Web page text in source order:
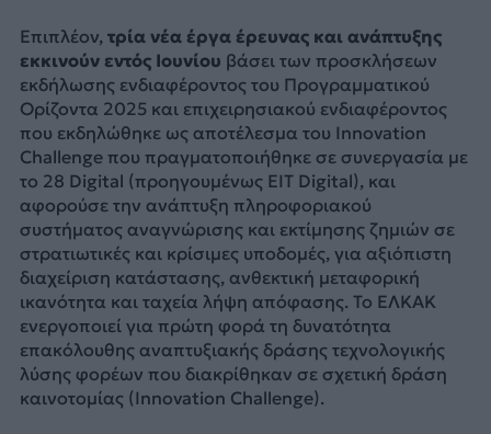
Επιπλέον, τρία νέα έργα έρευνας και ανάπτυξης
εκκινούν εντός Ιουνίου βάσει των προσκλήσεων
εκδήλωσης ενδιαφέροντος του Προγραμματικού
Ορίζοντα 2025 και επιχειρησιακού ενδιαφέροντος
που εκδηλώθηκε ως αποτέλεσμα του Innovation
Challenge που πραγματοποιήθηκε σε συνεργασία με
το 28 Digital (προηγουμένως EIT Digital), και
αφορούσε την ανάπτυξη πληροφοριακού
συστήματος αναγνώρισης και εκτίμησης ζημιών σε
στρατιωτικές και κρίσιμες υποδομές, για αξιόπιστη
διαχείριση κατάστασης, ανθεκτική μεταφορική
ικανότητα και ταχεία λήψη απόφασης. Το ΕΛΚΑΚ
ενεργοποιεί για πρώτη φορά τη δυνατότητα
επακόλουθης αναπτυξιακής δράσης τεχνολογικής
λύσης φορέων που διακρίθηκαν σε σχετική δράση
καινοτομίας (Innovation Challenge).